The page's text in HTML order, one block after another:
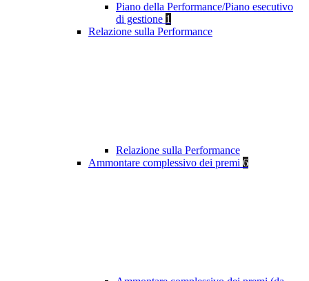
Piano della Performance/Piano esecutivo
di gestione 1
Relazione sulla Performance
Relazione sulla Performance
Ammontare complessivo dei premi 6